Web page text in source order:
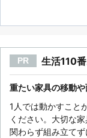
PR 生活110
重たい家具の移動
1人では動かすこと
ください。大切な
関わらず組み立て